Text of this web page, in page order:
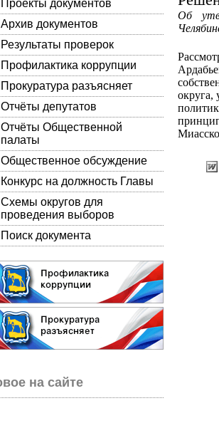
Проекты документов
Архив документов
Результаты проверок
Профилактика коррупции
Прокуратура разъясняет
Отчёты депутатов
Отчёты Общественной
палаты
Общественное обсуждение
Конкурс на должность Главы
Схемы округов для
проведения выборов
Поиск документа
на сайте
Об
округа,